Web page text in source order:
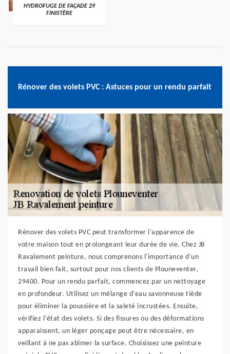
HYDROFUGE DE FAÇADE 29
FINISTÈRE
Rénover des volets PVC : Astuces pour un rendu parfait
Rénover des volets PVC peut transformer l'apparence de
votre maison tout en prolongeant leur durée de vie. Chez JB
Ravalement peinture, nous comprenons l'importance d'un
travail bien fait, surtout pour nos clients de Plouneventer,
29400. Pour un rendu parfait, commencez par un nettoyage
en profondeur. Utilisez un mélange d'eau savonneuse tiède
pour éliminer la poussière et la saleté incrustées. Ensuite,
vérifiez l'état des volets. Si des fissures ou des déformations
apparaissent, un léger ponçage peut être nécessaire, en
veillant à ne pas abîmer la surface. Choisissez une peinture